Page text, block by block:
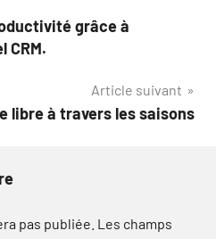
grâce à
CRM.
Article suivant
libre à travers les saisons
pas publiée. Les champs